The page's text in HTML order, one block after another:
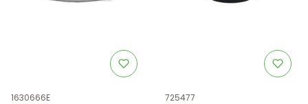
Kod produktu
1630666E Kod produktu
725477